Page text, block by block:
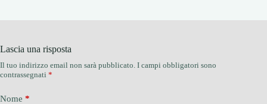
Lascia una risposta
Il tuo indirizzo email non sarà pubblicato. I campi obbligatori sono
contrassegnati *
Nome *